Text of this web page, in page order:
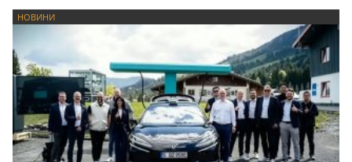
НОВИНИ